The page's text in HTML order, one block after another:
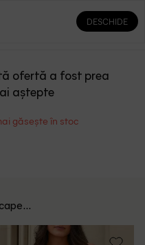
0 0
ofertă a fost prea
aștepte
găsește în stoc
DESCHIDE